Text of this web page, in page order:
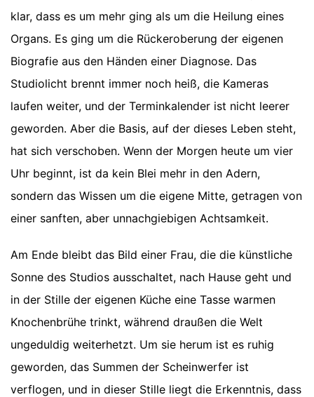
klar, dass es um mehr ging als um die Heilung eines
Organs. Es ging um die Rückeroberung der eigenen
Biografie aus den Händen einer Diagnose. Das
Studiolicht brennt immer noch heiß, die Kameras
laufen weiter, und der Terminkalender ist nicht leerer
geworden. Aber die Basis, auf der dieses Leben steht,
hat sich verschoben. Wenn der Morgen heute um vier
Uhr beginnt, ist da kein Blei mehr in den Adern,
sondern das Wissen um die eigene Mitte, getragen von
einer sanften, aber unnachgiebigen Achtsamkeit.
Am Ende bleibt das Bild einer Frau, die die künstliche
Sonne des Studios ausschaltet, nach Hause geht und
in der Stille der eigenen Küche eine Tasse warmen
Knochenbrühe trinkt, während draußen die Welt
ungeduldig weiterhetzt. Um sie herum ist es ruhig
geworden, das Summen der Scheinwerfer ist
verflogen, und in dieser Stille liegt die Erkenntnis, dass